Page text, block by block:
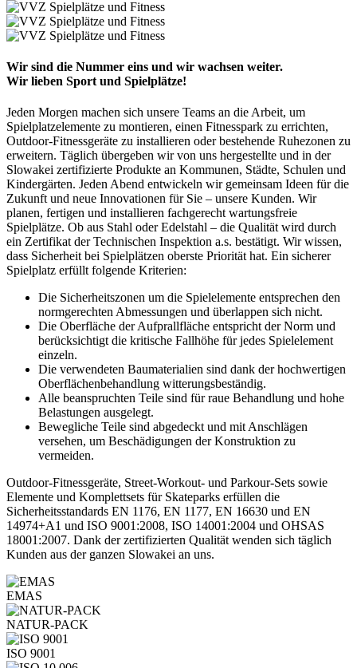
Wir sind die Nummer eins und wir wachsen weiter.
Wir lieben Sport und Spielplätze!
Jeden Morgen machen sich unsere Teams an die Arbeit, um
Spielplatzelemente zu montieren, einen Fitnesspark zu errichten,
Outdoor-Fitnessgeräte zu installieren oder bestehende Ruhezonen zu
erweitern. Täglich übergeben wir von uns hergestellte und in der
Slowakei zertifizierte Produkte an Kommunen, Städte, Schulen und
Kindergärten. Jeden Abend entwickeln wir gemeinsam Ideen für die
Zukunft und neue Innovationen für Sie – unsere Kunden. Wir
planen, fertigen und installieren fachgerecht wartungsfreie
Spielplätze. Ob aus Stahl oder Edelstahl – die Qualität wird durch
ein Zertifikat der Technischen Inspektion a.s. bestätigt. Wir wissen,
dass Sicherheit bei Spielplätzen oberste Priorität hat. Ein sicherer
Spielplatz erfüllt folgende Kriterien:
Die Sicherheitszonen um die Spielelemente entsprechen den
normgerechten Abmessungen und überlappen sich nicht.
Die Oberfläche der Aufprallfläche entspricht der Norm und
berücksichtigt die kritische Fallhöhe für jedes Spielelement
einzeln.
Die verwendeten Baumaterialien sind dank der hochwertigen
Oberflächenbehandlung witterungsbeständig.
Alle beanspruchten Teile sind für raue Behandlung und hohe
Belastungen ausgelegt.
Bewegliche Teile sind abgedeckt und mit Anschlägen
versehen, um Beschädigungen der Konstruktion zu
vermeiden.
Outdoor-Fitnessgeräte, Street-Workout- und Parkour-Sets sowie
Elemente und Komplettsets für Skateparks erfüllen die
Sicherheitsstandards EN 1176, EN 1177, EN 16630 und EN
14974+A1 und ISO 9001:2008, ISO 14001:2004 und OHSAS
18001:2007. Dank der zertifizierten Qualität wenden sich täglich
Kunden aus der ganzen Slowakei an uns.
EMAS
NATUR-PACK
ISO 9001